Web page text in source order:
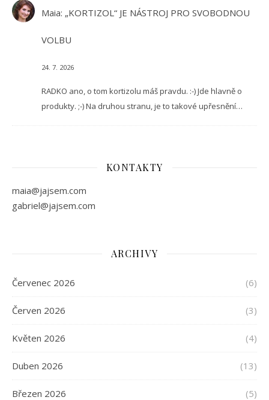
Maia: „KORTIZOL“ JE NÁSTROJ PRO SVOBODNOU
VOLBU
24. 7. 2026
RADKO ano, o tom kortizolu máš pravdu. :-) Jde hlavně o
produkty. ;-) Na druhou stranu, je to takové upřesnění…
KONTAKTY
maia@jajsem.com
gabriel@jajsem.com
ARCHIVY
Červenec 2026 (6)
Červen 2026 (3)
Květen 2026 (4)
Duben 2026 (13)
Březen 2026 (5)